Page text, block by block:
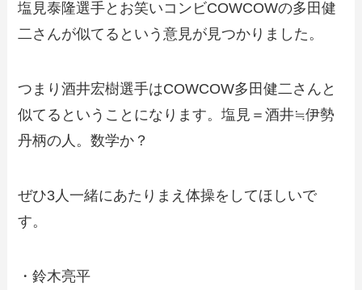
塩見泰隆選手とお笑いコンビCOWCOWの多田健
二さんが似てるという意見が見つかりました。
つまり酒井宏樹選手はCOWCOW多田健二さんと
似てるということになります。塩見＝酒井≒伊勢
丹柄の人。数学か？
ぜひ3人一緒にあたりまえ体操をしてほしいで
す。
・鈴木亮平